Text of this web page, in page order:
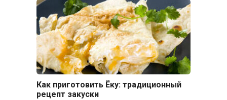
Как приготовить Ёку: традиционный
рецепт закуски